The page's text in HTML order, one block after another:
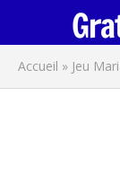
Accueil » Jeu